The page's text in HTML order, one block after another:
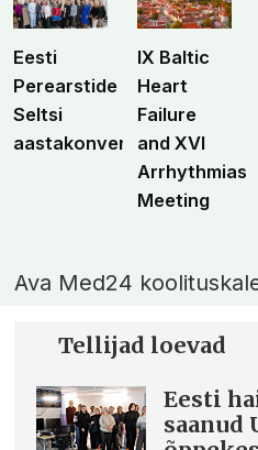
Eesti
Perearstide
Seltsi
aastakonverents
IX Baltic
Heart
Failure
and XVI
Arrhythmias
Meeting
Ava Med24
Tellijad loevad
Eesti
saanud